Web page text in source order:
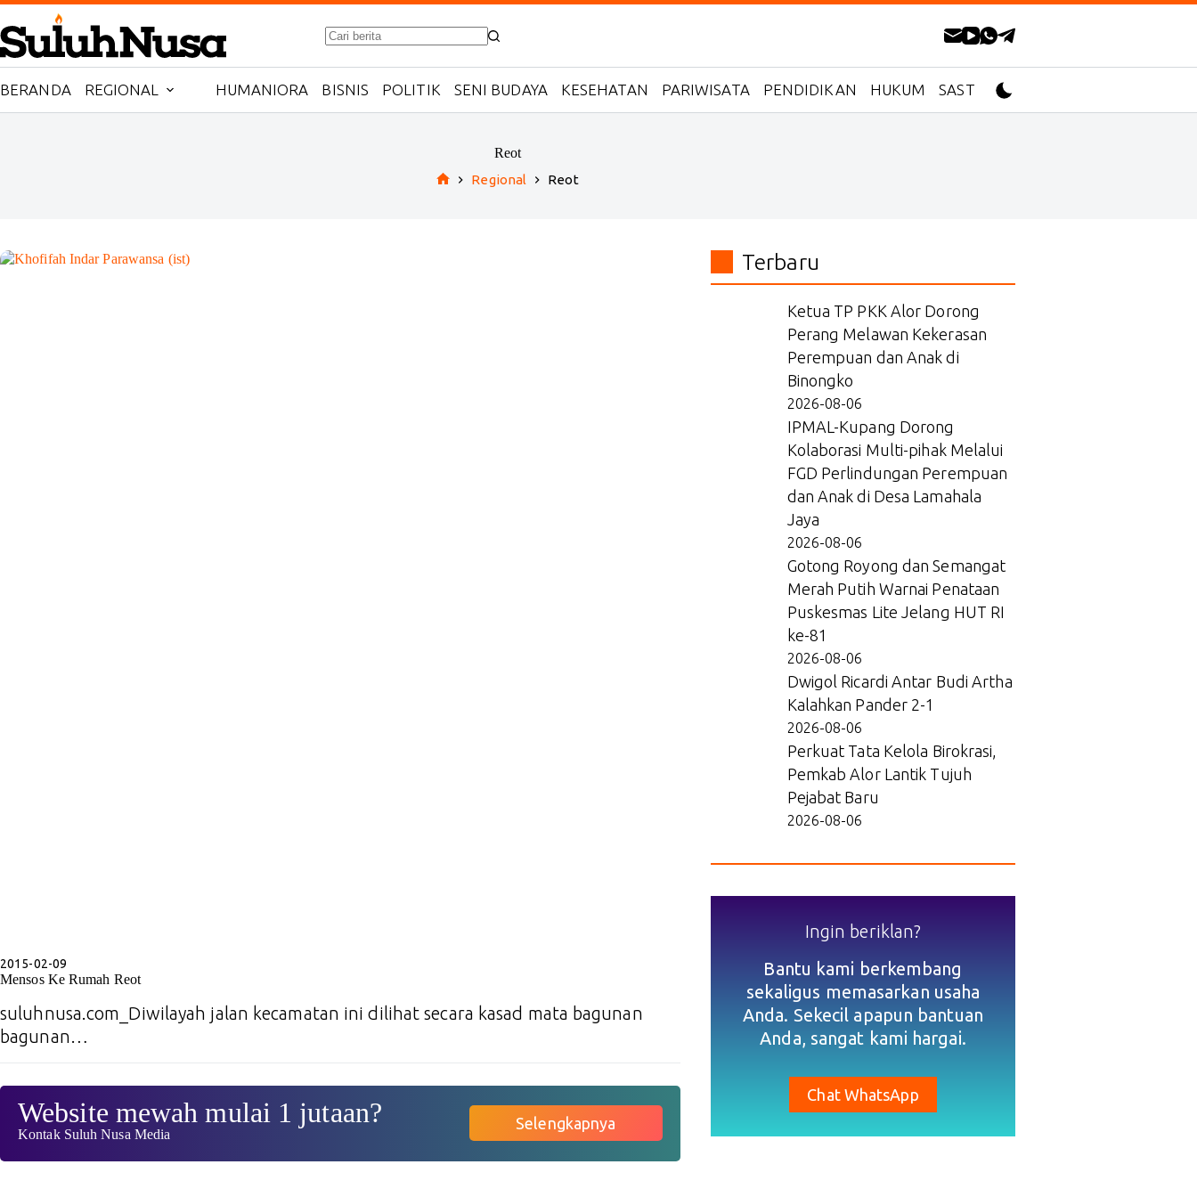
Skip
to
content
No
BERANDA REGIONAL HUMANIORA BISNIS POLITIK SENI BUDAYA KESEHATAN PARIWISATA PENDIDIKAN HUKUM SASTRA
Reot
Regional Reot
2015-02-09
Mensos Ke Rumah Reot
suluhnusa.com_Diwilayah jalan kecamatan ini dilihat secara kasad mata bagunan
bagunan…
Website mewah mulai 1 jutaan?
Kontak Suluh Nusa Media
Selengkapnya
Terbaru
Ketua TP PKK Alor Dorong
Perang Melawan Kekerasan
Perempuan dan Anak di
Binongko
2026-08-06
IPMAL-Kupang Dorong
Kolaborasi Multi-pihak Melalui
FGD Perlindungan Perempuan
dan Anak di Desa Lamahala
Jaya
2026-08-06
Gotong Royong dan Semangat
Merah Putih Warnai Penataan
Puskesmas Lite Jelang HUT RI
ke-81
2026-08-06
Dwigol Ricardi Antar Budi Artha
Kalahkan Pander 2-1
2026-08-06
Perkuat Tata Kelola Birokrasi,
Pemkab Alor Lantik Tujuh
Pejabat Baru
2026-08-06
Ingin beriklan?
Bantu kami berkembang
sekaligus memasarkan usaha
Anda. Sekecil apapun bantuan
Anda, sangat kami hargai.
Chat WhatsApp